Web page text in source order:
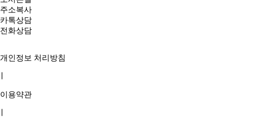
주소복사
카톡상담
전화상담
개인정보 처리방침
이용약관